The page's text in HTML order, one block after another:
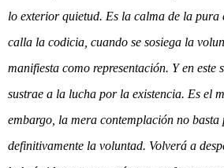
lo exterior quietud. Es la calma de la pura
calla la codicia, cuando se sosiega la
manifiesta como representación. Y en este
sustrae a la lucha por la existencia. Es el
embargo, la mera contemplación no
definitivamente la voluntad. Volverá a